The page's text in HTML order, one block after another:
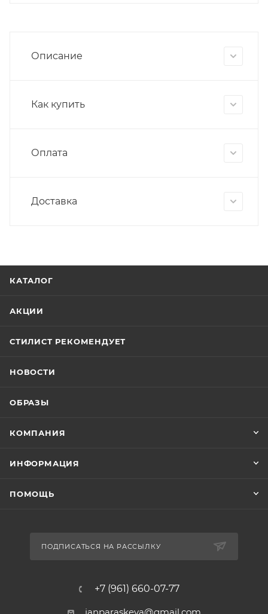
Описание
Как купить
Оплата
Доставка
КАТАЛОГ
АКЦИИ
СТИЛИСТ РЕКОМЕНДУЕТ
НОВОСТИ
ОБРАЗЫ
КОМПАНИЯ
ИНФОРМАЦИЯ
ПОМОЩЬ
ПОДПИСАТЬСЯ НА РАССЫЛКУ
+7 (961) 660-07-77